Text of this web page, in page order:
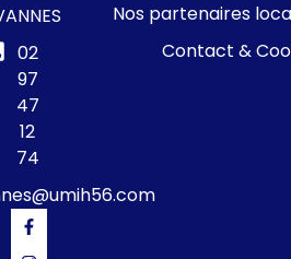
02
97
47
12
74
Nos partenaires
Contact &